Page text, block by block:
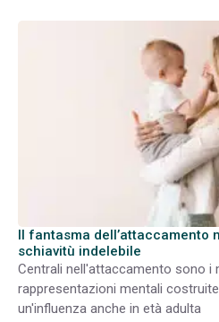
Il fantasma dell’attaccamento
schiavitù indelebile
Centrali nell'attaccamento sono i
rappresentazioni mentali
un'influenza anche in età adulta